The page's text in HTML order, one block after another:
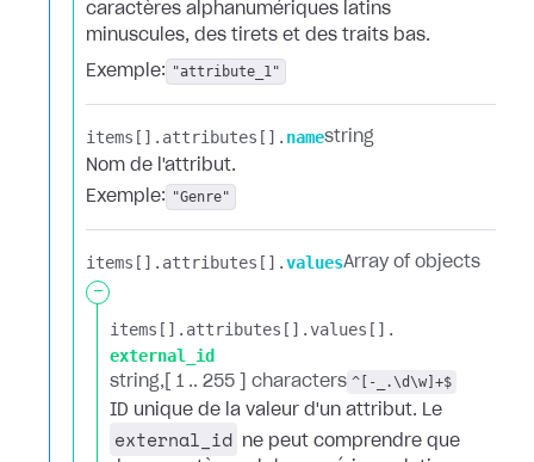
caractères alphanumériques latins
minuscules, des tirets et des traits bas.
Exemple: "attribute_1"
items[].​ attributes[].​ namestring
Nom de l'attribut.
Exemple: "Genre"
items[].​ attributes[].​valuesArray of objects
-
items[].​ attributes[].​values[].​
external_id
string [ 1 .. 255 ] characters ^[-_.\d\w]+$
ID unique de la valeur d'un attribut. Le
external_id
ne peut comprendre que